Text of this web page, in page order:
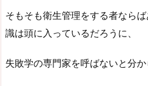
そもそも衛生管理をする者なら
識は頭に入っているだろうに、
失敗学の専門家を呼ばないと分か